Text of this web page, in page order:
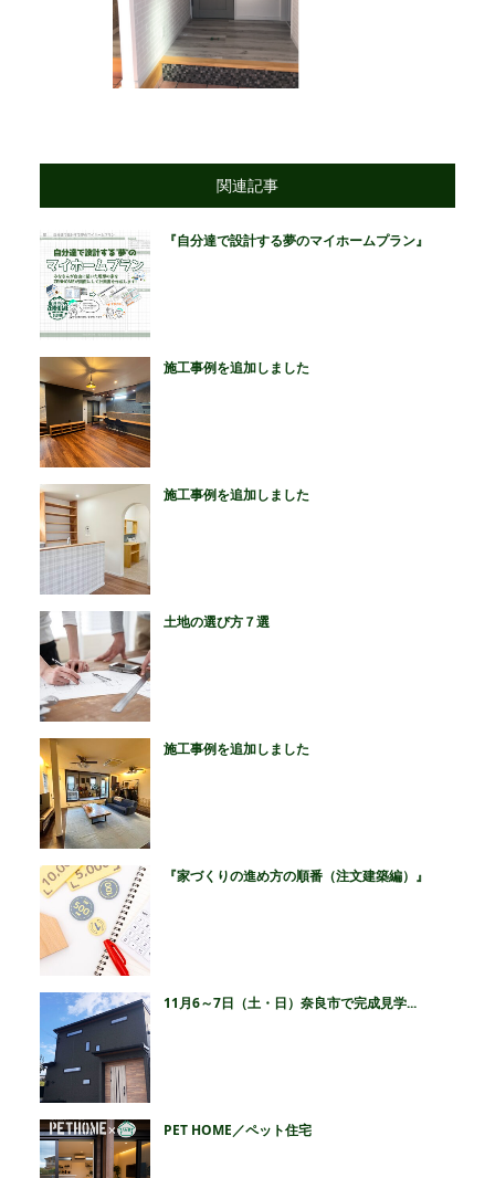
関連記事
『自分達で設計する夢のマイホームプラン』
施工事例を追加しました
施工事例を追加しました
土地の選び方７選
施工事例を追加しました
『家づくりの進め方の順番（注文建築編）』
11月6～7日（土・日）奈良市で完成見学...
PET HOME／ペット住宅